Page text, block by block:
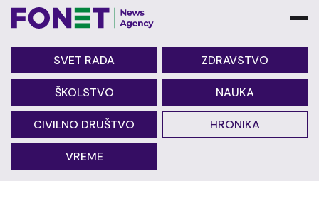
SVET RADA ZDRAVSTVO
ŠKOLSTVO NAUKA
CIVILNO DRUŠTVO HRONIKA
VREME